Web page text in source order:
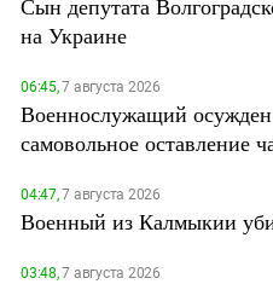
Сын депутата
на Украине
06:45,7 августа 2026
Военнослужащий
самовольное оставление
04:47,7 августа 2026
Военный из Калмыкии
03:48,7 августа 2026